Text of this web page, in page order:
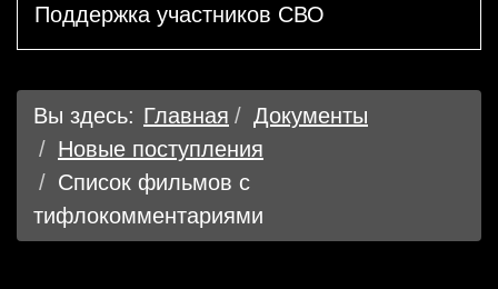
Поддержка участников СВО
Вы здесь: Главная
Документы
Новые поступления
Список фильмов с
тифлокомментариями